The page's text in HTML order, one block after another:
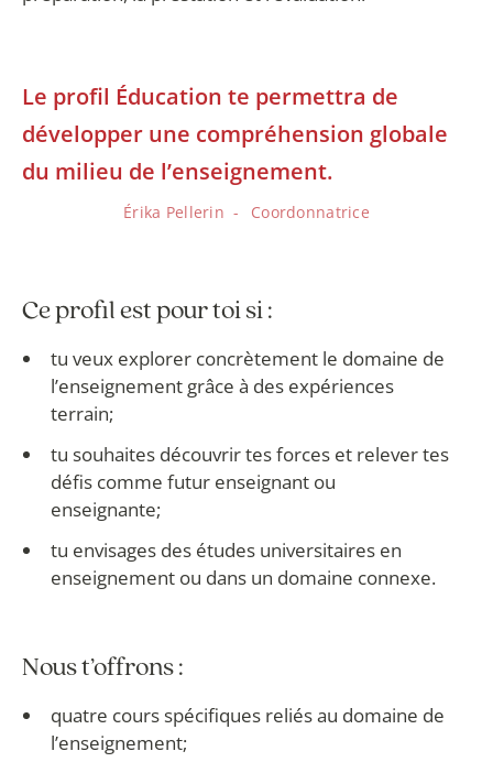
Le profil Éducation te permettra de
développer une compréhension globale
du milieu de l’enseignement.
Érika Pellerin Coordonnatrice
Ce profil est pour toi si :
tu veux explorer concrètement le domaine de
l’enseignement grâce à des expériences
terrain;
tu souhaites découvrir tes forces et relever tes
défis comme futur enseignant ou
enseignante;
tu envisages des études universitaires en
enseignement ou dans un domaine connexe.
Nous t’offrons :
quatre cours spécifiques reliés au domaine de
l’enseignement;